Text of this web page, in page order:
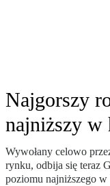
Najgorszy
najniższy w
Wywołany celowo
rynku, odbija się teraz
poziomu najniższego